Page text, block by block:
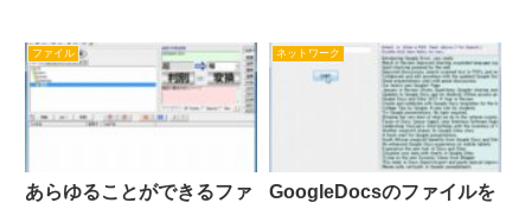
ファイル
あらゆることができるファ
ネットワーク
GoogleDocsのファイルを